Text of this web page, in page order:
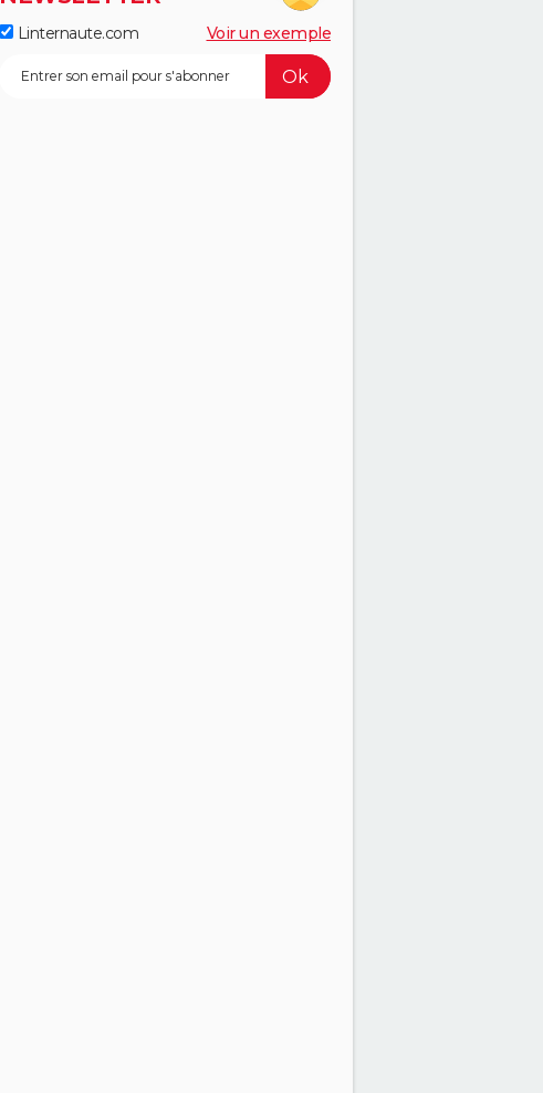
Linternaute.com Voir un exemple